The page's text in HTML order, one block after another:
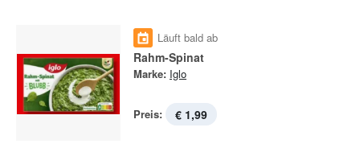
Läuft bald ab
Rahm-Spinat
Marke: Iglo
Preis: € 1,99